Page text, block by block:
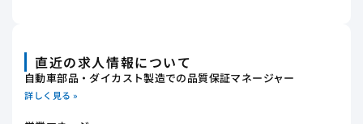
直近の求人情報について
自動車部品・ダイカスト製造での品質保証マネージャー
詳しく見る »